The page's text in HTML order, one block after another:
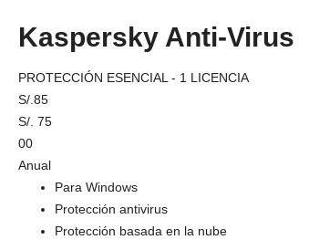
Kaspersky Anti-Virus
PROTECCIÓN ESENCIAL - 1 LICENCIA
S/.85
S/. 75
00
Anual
Para Windows
Protección antivirus
Protección basada en la nube